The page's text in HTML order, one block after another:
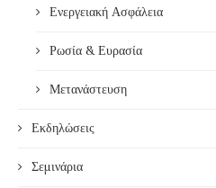
Ενεργειακή Ασφάλεια
Ρωσία & Ευρασία
Μετανάστευση
Εκδηλώσεις
Σεμινάρια